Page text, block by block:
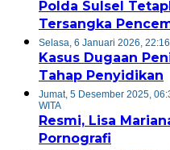
Polda Sulsel
Tersangka
Selasa, 6 Januari 2026,
Kasus Dugaan
Tahap Penyidikan
Jumat, 5 Desember 2025,
WITA
Resmi, Lisa
Pornografi